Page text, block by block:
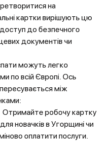
на
картки вирішують цю
до безпечного
документів чи
можуть легко
по всій Європі. Ось
між
Отримайте робочу картку
новачків в Угорщині чи
оплатити послуги.